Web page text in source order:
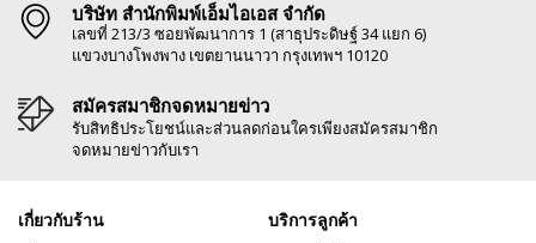
บริษัท สำนักพิมพ์เอ็มไอเอส จำกัด
เลขที่ 213/3 ซอยพัฒนาการ 1 (สาธุประดิษฐ์ 34 แยก 6)
แขวงบางโพงพาง เขตยานนาวา กรุงเทพฯ 10120
สมัครสมาชิกจดหมายข่าว
รับสิทธิประโยชน์และส่วนลดก่อนใครเพียงสมัครสมาชิก
จดหมายข่าวกับเรา
เกี่ยวกับร้าน บริการลูกค้า